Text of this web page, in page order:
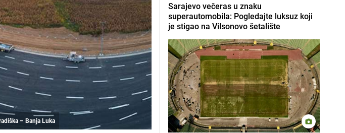
– Banja Luka
Sarajevo večeras u znaku
superautomobila: Pogledajte luksuz koji
je stigao na Vilsonovo šetalište